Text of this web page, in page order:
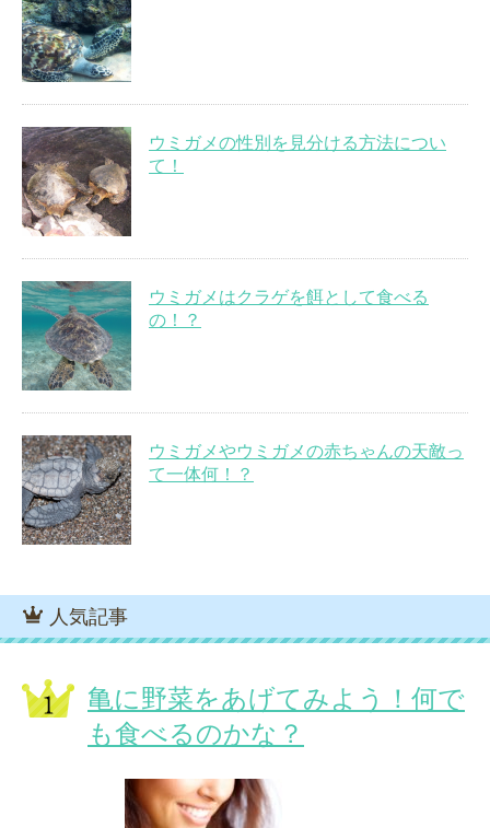
ウミガメの性別を見分ける方法につい
て！
ウミガメはクラゲを餌として食べる
の！？
ウミガメやウミガメの赤ちゃんの天敵っ
て一体何！？
人気記事
亀に野菜をあげてみよう！何で
も食べるのかな？